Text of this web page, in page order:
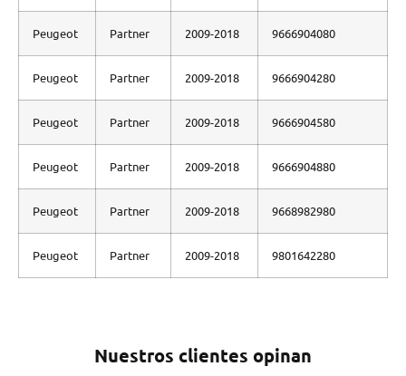
Peugeot Partner 2009-2018 9666904080
Peugeot Partner 2009-2018 9666904280
Peugeot Partner 2009-2018 9666904580
Peugeot Partner 2009-2018 9666904880
Peugeot Partner 2009-2018 9668982980
Peugeot Partner 2009-2018 9801642280
Nuestros clientes opinan